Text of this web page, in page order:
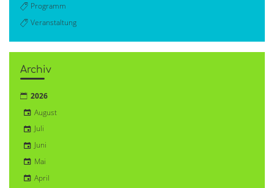
Programm
Veranstaltung
Archiv
2026
August
Juli
Juni
Mai
April